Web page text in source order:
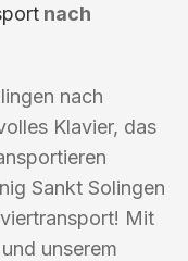
nach
nach
Klavier, das
Sankt Solingen
Mit
unserem